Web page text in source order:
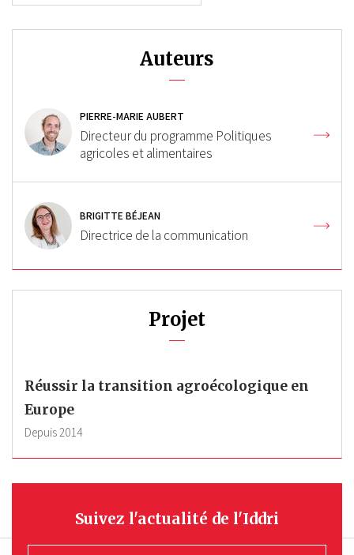
Auteurs
PIERRE-MARIE AUBERT
Directeur du programme Politiques
agricoles et alimentaires
BRIGITTE BÉJEAN
Directrice de la communication
Projet
Réussir la transition agroécologique en
Europe
Depuis2014
Suivez l'actualité de l'Iddri